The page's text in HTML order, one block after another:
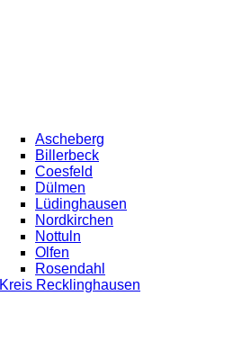
Ascheberg
Billerbeck
Coesfeld
Dülmen
Lüdinghausen
Nordkirchen
Nottuln
Olfen
Rosendahl
Kreis Recklinghausen